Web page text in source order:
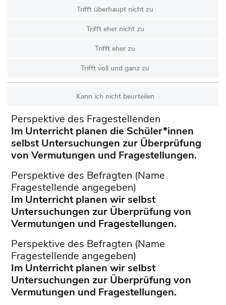
Trifft überhaupt nicht zu
Trifft eher nicht zu
Trifft eher zu
Trifft voll und ganz zu
Kann ich nicht beurteilen
Perspektive des Fragestellenden
Im Unterricht planen die Schüler*innen
selbst Untersuchungen zur Überprüfung
von Vermutungen und Fragestellungen.
Perspektive des Befragten (Name
Fragestellende angegeben)
Im Unterricht planen wir selbst
Untersuchungen zur Überprüfung von
Vermutungen und Fragestellungen.
Perspektive des Befragten (Name
Fragestellende angegeben)
Im Unterricht planen wir selbst
Untersuchungen zur Überprüfung von
Vermutungen und Fragestellungen.